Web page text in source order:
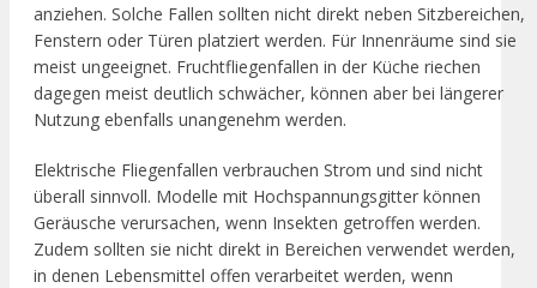
anziehen. Solche Fallen sollten nicht direkt neben Sitzbereichen,
Fenstern oder Türen platziert werden. Für Innenräume sind sie
meist ungeeignet. Fruchtfliegenfallen in der Küche riechen
dagegen meist deutlich schwächer, können aber bei längerer
Nutzung ebenfalls unangenehm werden.
Elektrische Fliegenfallen verbrauchen Strom und sind nicht
überall sinnvoll. Modelle mit Hochspannungsgitter können
Geräusche verursachen, wenn Insekten getroffen werden.
Zudem sollten sie nicht direkt in Bereichen verwendet werden,
in denen Lebensmittel offen verarbeitet werden, wenn